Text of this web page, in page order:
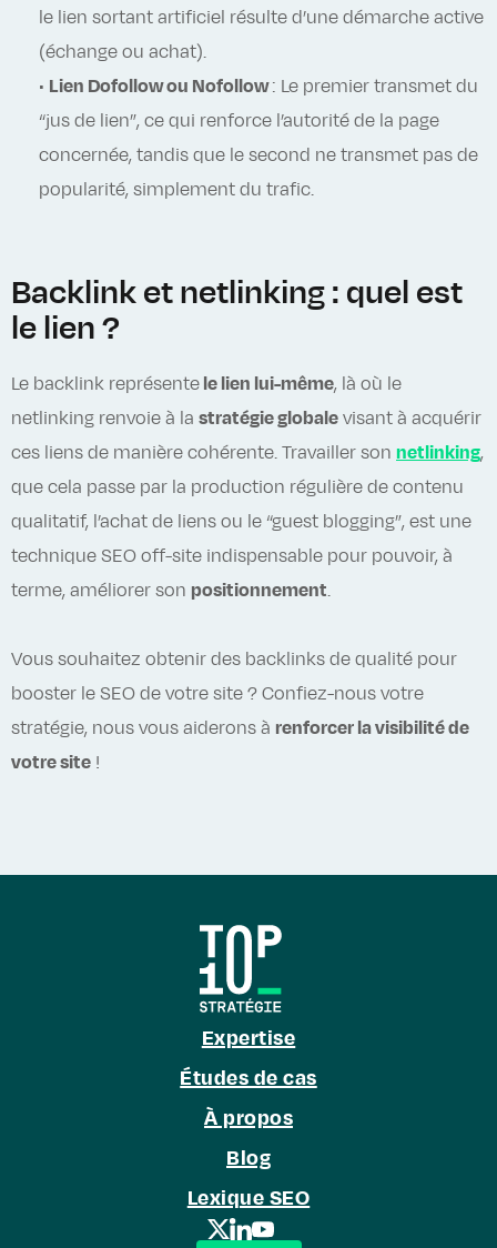
le lien sortant artificiel résulte d’une démarche active
(échange ou achat).
• Lien Dofollow ou Nofollow: Le premier transmet du
“jus de lien”, ce qui renforce l’autorité de la page
concernée, tandis que le second ne transmet pas de
popularité, simplement du trafic.
Backlink et netlinking : quel est
le lien ?
Le backlink représente le lien lui-même, là où le
netlinking renvoie à la stratégie globale visant à acquérir
ces liens de manière cohérente. Travailler son netlinking,
que cela passe par la production régulière de contenu
qualitatif, l’achat de liens ou le “guest blogging”, est une
technique SEO off-site indispensable pour pouvoir, à
terme, améliorer son positionnement.
Vous souhaitez obtenir des backlinks de qualité pour
booster le SEO de votre site ? Confiez-nous votre
stratégie, nous vous aiderons à renforcer la visibilité de
votre site !
Expertise
Études de cas
À propos
Blog
Lexique SEO